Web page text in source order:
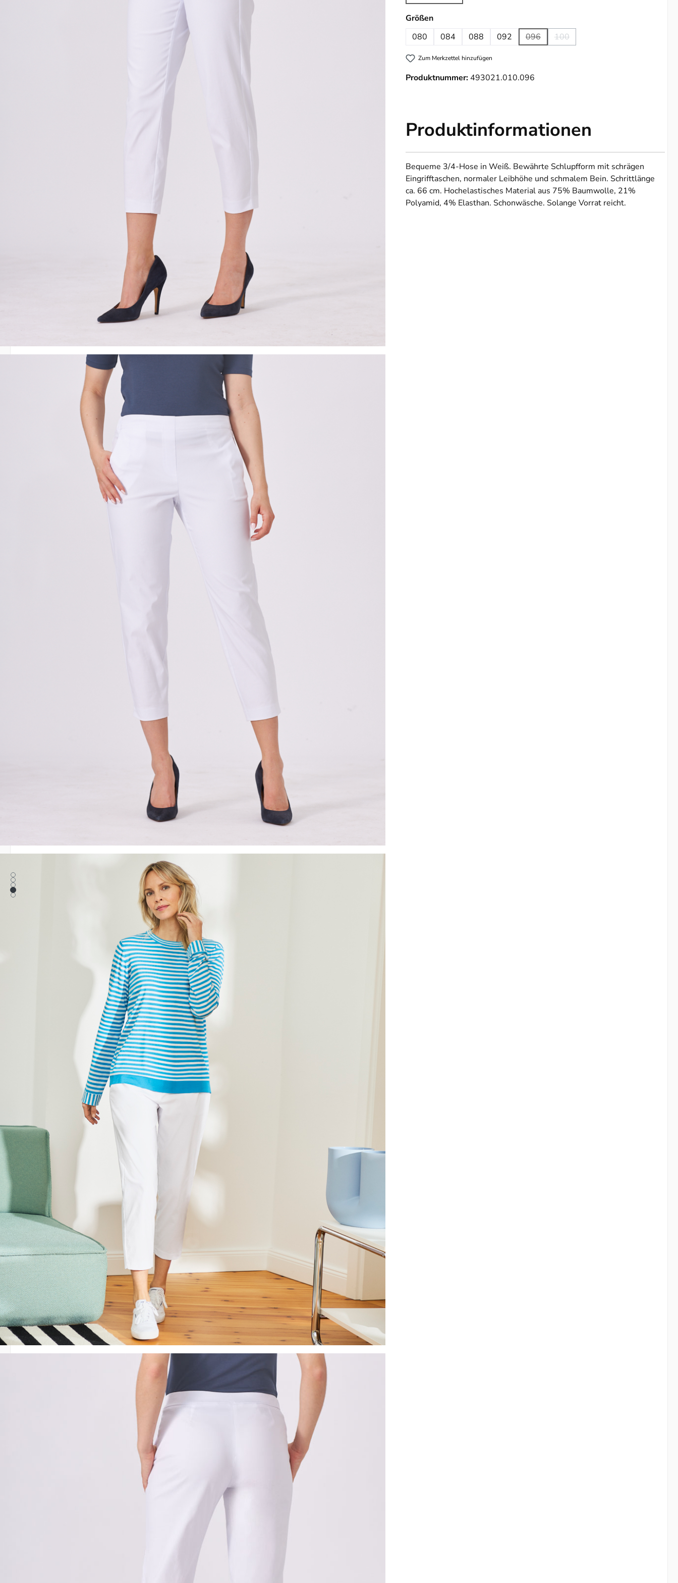
Größenauswählen
080
084 088 092 096(Diese Option ist zurzeit nicht verfügbar.)
100(Diese Option ist zurzeit nicht
Zum Merkzettel hinzufügen
Produktnummer:493021.010.096
Produktinformationen
Bequeme 3/4-Hose in Weiß. Bewährte Schlupfform mit schrägen
Eingrifftaschen, normaler Leibhöhe und schmalem Bein. Schrittlänge
ca. 66 cm. Hochelastisches Material aus 75% Baumwolle, 21%
Polyamid, 4% Elasthan. Schonwäsche. Solange Vorrat reicht.